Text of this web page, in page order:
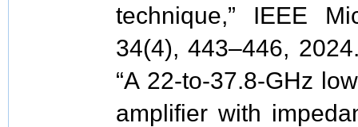
technique,” IEEE
34(4), 443–446,
“A 22-to-37.8-GHz
amplifier with